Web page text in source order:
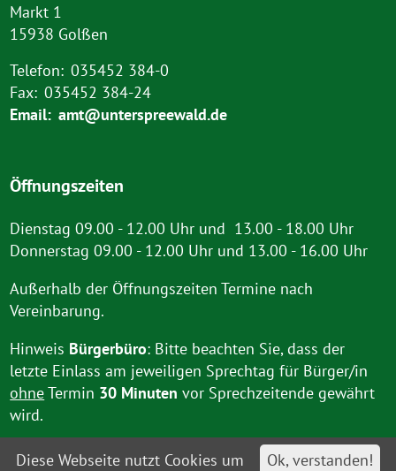
Markt 1
15938 Golßen
Telefon: 035452 384-0
Fax: 035452 384-24
Email: amt@unterspreewald.de
Öffnungszeiten
Dienstag 09.00 - 12.00 Uhr und 13.00 - 18.00 Uhr
Donnerstag 09.00 - 12.00 Uhr und 13.00 - 16.00 Uhr
Außerhalb der Öffnungszeiten Termine nach
Vereinbarung.
Hinweis Bürgerbüro: Bitte beachten Sie, dass der
letzte Einlass am jeweiligen Sprechtag für Bürger/in
ohneTermin 30 Minuten vor Sprechzeitende gewährt
wird.
Ok, verstanden!
Diese Webseite nutzt Cookies um